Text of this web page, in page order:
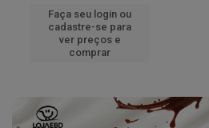
Faça seu login ou
cadastre-se para
ver preços e
comprar